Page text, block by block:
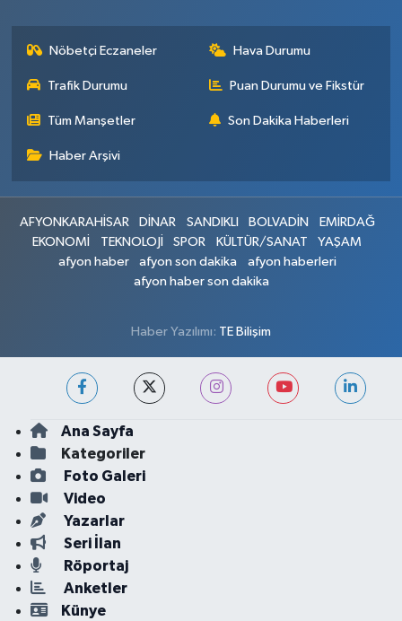
Nöbetçi Eczaneler Hava Durumu
Trafik Durumu Puan Durumu ve Fikstür
Tüm Manşetler Son Dakika Haberleri
Haber Arşivi
AFYONKARAHİSAR DİNAR SANDIKLI BOLVADİN
EMİRDAĞ
EKONOMİ
TEKNOLOJİ SPOR KÜLTÜR/SANAT
YAŞAM
afyon haber
afyon son dakika
afyon haberleri
afyon haber son dakika
Haber Yazılımı: TE Bilişim
Ana Sayfa
Kategoriler
Foto Galeri
Video
Yazarlar
Seri İlan
Röportaj
Anketler
Künye